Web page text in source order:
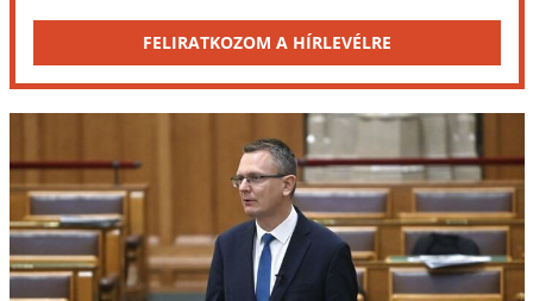
FELIRATKOZOM A HÍRLEVÉLRE